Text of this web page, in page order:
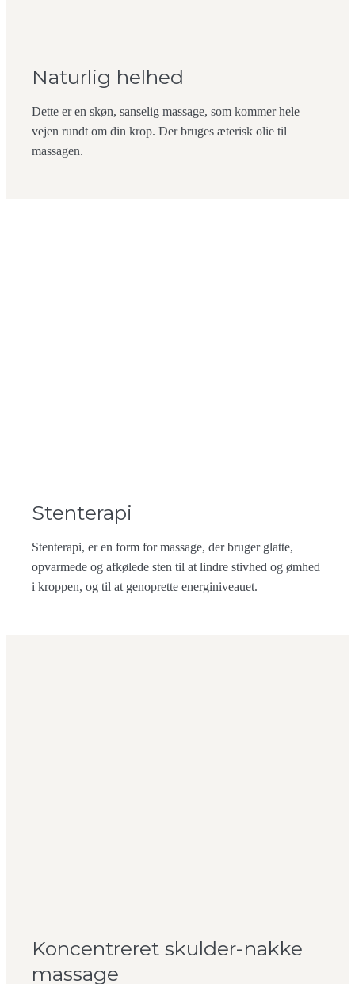
Stenterapi
Stenterapi, er en form for massage, der bruger glatte,
opvarmede og afkølede sten til at lindre stivhed og ømhed
i kroppen, og til at genoprette energiniveauet.
Naturlig helhed
Dette er en skøn, sanselig massage, som kommer hele
vejen rundt om din krop. Der bruges æterisk olie til
massagen.
Koncentreret skulder-nakke
massage